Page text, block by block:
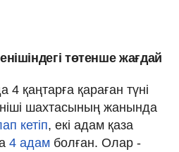
төтенше жағдай
қаңтарға қараған түні
шахтасының жанында
кетіп, екі адам қаза
4 адам болған. Олар -